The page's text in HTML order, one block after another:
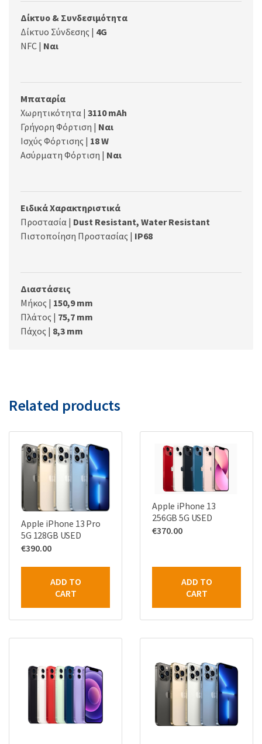
Δίκτυο & Συνδεσιμότητα
Δίκτυο Σύνδεσης | 4G
NFC | Ναι
Μπαταρία
Χωρητικότητα | 3110 mAh
Γρήγορη Φόρτιση | Ναι
Ισχύς Φόρτισης | 18 W
Ασύρματη Φόρτιση | Ναι
Ειδικά Χαρακτηριστικά
Προστασία | Dust Resistant, Water Resistant
Πιστοποίηση Προστασίας | IP68
Διαστάσεις
Μήκος | 150,9 mm
Πλάτος | 75,7 mm
Πάχος | 8,3 mm
Related products
Apple iPhone 13 Pro
5G 128GB USED
€390.00
ADD TO
CART
Apple iPhone 13
256GB 5G USED
€370.00
ADD TO
CART